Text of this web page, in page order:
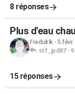
8 réponses
Plus d'eau
Fredulrik- 5 févr.
stf_jpd87-
15 réponses